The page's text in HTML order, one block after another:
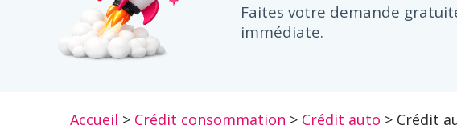
Faites votre demande
immédiate.
Accueil > Crédit consommation > Crédit auto > Crédit